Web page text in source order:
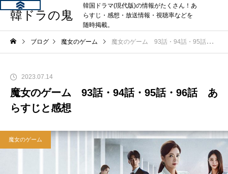
韓ドラの鬼
韓国ドラマ(現代版)の情報がたくさん！あ
らすじ・感想・放送情報・視聴率などを
随時掲載。
ブログ 魔女のゲーム 魔女のゲーム 93話・94話・95話・96話 あらすじと感想
2023.07.14
魔女のゲーム 93話・94話・95話・96話 あ
らすじと感想
魔女のゲーム